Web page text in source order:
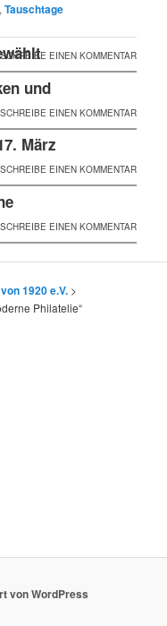
,Tauschtage
SCHREIBE EINEN KOMMENTAR
und
SCHREIBE EINEN KOMMENTAR
März
SCHREIBE EINEN KOMMENTAR
SCHREIBE EINEN KOMMENTAR
1920 e.V. >
Philatelie“
von WordPress